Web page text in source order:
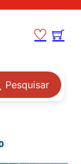
Pesquisar